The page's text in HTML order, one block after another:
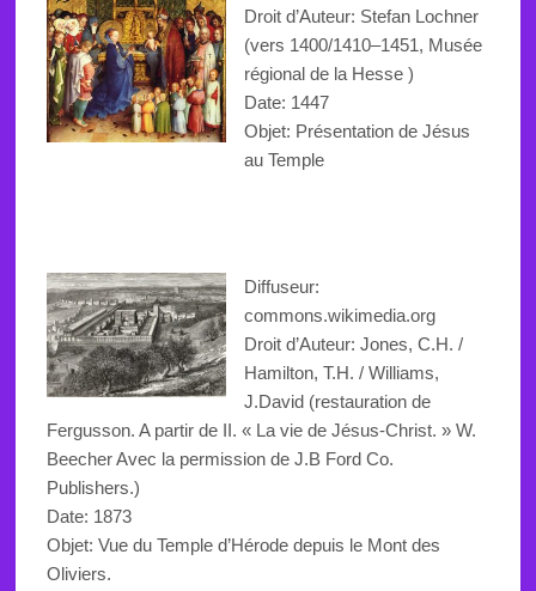
Droit d’Auteur: Stefan Lochner
(vers 1400/1410–1451, Musée
régional de la Hesse)
Date: 1447
Objet: Présentation de Jésus
au Temple
Diffuseur:
commons.wikimedia.org
Droit d’Auteur: Jones, C.H. /
Hamilton, T.H. / Williams,
J.David (restauration de
Fergusson. A partir deII. « La vie de Jésus-Christ. » W.
BeecherAvec la permission de J.B FordCo.
Publishers.)
Date: 1873
Objet: Vue du Temple d’Hérode depuis le Mont des
Oliviers.